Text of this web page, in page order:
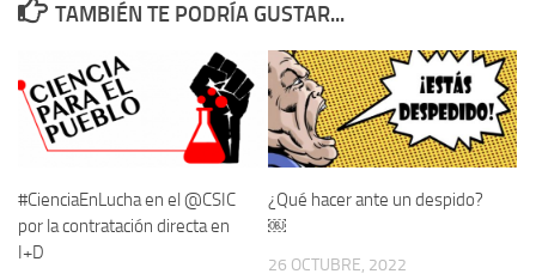
TAMBIÉN TE PODRÍA GUSTAR...
#CienciaEnLucha en el @CSIC
por la contratación directa en
I+D
¿Qué hacer ante un despido?
￼
26 OCTUBRE, 2022